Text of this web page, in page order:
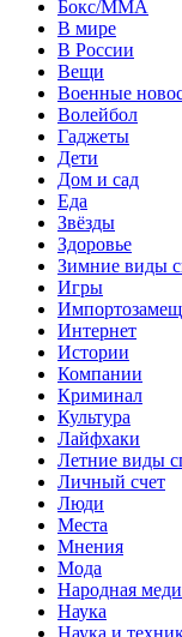
Бокс/MMA
В мире
В России
Вещи
Военные
Волейбол
Гаджеты
Дети
Дом и сад
Еда
Звёзды
Здоровье
Зимние виды
Игры
Интернет
Истории
Компании
Криминал
Культура
Лайфхаки
Летние виды
Личный счет
Люди
Места
Мнения
Мода
Народная
Наука
Наука и